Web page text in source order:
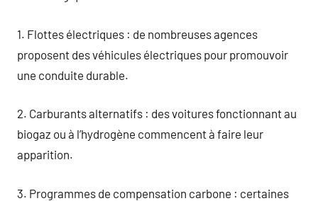
1. Flottes électriques : de nombreuses agences
proposent des véhicules électriques pour promouvoir
une conduite durable.
2. Carburants alternatifs : des voitures fonctionnant au
biogaz ou à l’hydrogène commencent à faire leur
apparition.
3. Programmes de compensation carbone : certaines